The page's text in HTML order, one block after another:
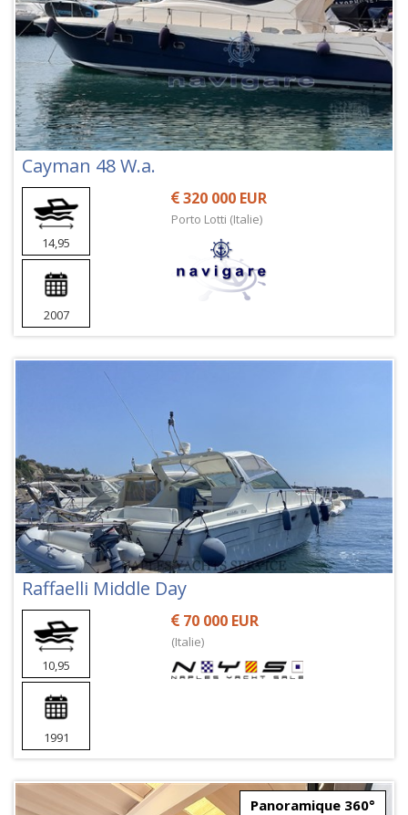
Cayman 48 W.a.
14,95
2007
320 000 EUR
Porto Lotti (Italie)
Raffaelli Middle Day
10,95
1991
70 000 EUR
(Italie)
Panoramique 360°